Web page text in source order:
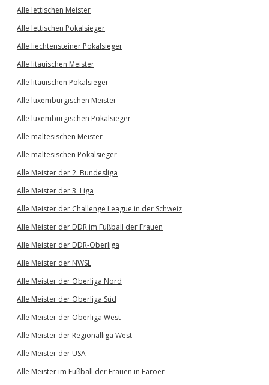
Alle lettischen Meister
Alle lettischen Pokalsieger
Alle liechtensteiner Pokalsieger
Alle litauischen Meister
Alle litauischen Pokalsieger
Alle luxemburgischen Meister
Alle luxemburgischen Pokalsieger
Alle maltesischen Meister
Alle maltesischen Pokalsieger
Alle Meister der 2. Bundesliga
Alle Meister der 3. Liga
Alle Meister der Challenge League in der Schweiz
Alle Meister der DDR im Fußball der Frauen
Alle Meister der DDR-Oberliga
Alle Meister der NWSL
Alle Meister der Oberliga Nord
Alle Meister der Oberliga Süd
Alle Meister der Oberliga West
Alle Meister der Regionalliga West
Alle Meister der USA
Alle Meister im Fußball der Frauen in Färöer